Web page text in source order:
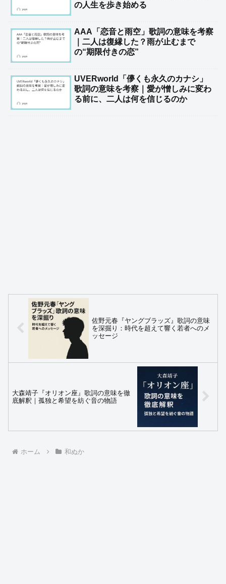
の人生を歩き始める
AAA「恋音と雨空」歌詞の意味を考察
｜二人は復縁した？雨が止むまで
の“期限付きの恋”
UVERworld「儚くも永久のカナシ」
歌詞の意味を考察｜愛が憎しみに変わ
る前に、二人は何を信じるのか
佐野元春『ヤングブラッズ』歌詞の意味
を深掘り：時代を超えて響く若者へのメ
ッセージ
大森靖子『オリオン座』歌詞の意味を徹
底解釈｜孤独と希望を紡ぐ音の物語
ホーム 和ぬか